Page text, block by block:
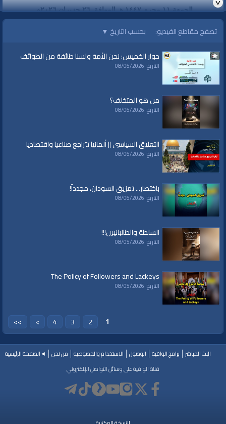
الجمعة ١١ محرم ١٤٤٧ هـ الموافق ٢٦ حزيران ٢٠٢٦م
الفئات:
خطب ودروس
خطب ودروس»خطب جمعة
قنوات:
برامج الواقية
تصفح مقاطع الفيديو: بحسب التاريخ ▼
حوار الخميس: نحن الأمة ولسنا طائفة من الطوائف
التاريخ: 08/06/2026
من هو المتخلف؟
التاريخ: 08/06/2026
التعليق السياسي || ألمانيا تتراجع صناعيا واقتصاديا
التاريخ: 08/06/2026
باختصار... تمزيق السودان، مجدداً!
التاريخ: 08/06/2026
السلطة والطالبانيين!!!
التاريخ: 08/05/2026
The Policy of Followers and Lackeys
التاريخ: 08/05/2026
1
2
3
4
>
>>
البث المباشر برامج الواقية الوصول الاستخدام والخصوصيه من نحن
◄الصفحة الرئيسية
قناة الواقية على وسائل التواصل الإلكتروني